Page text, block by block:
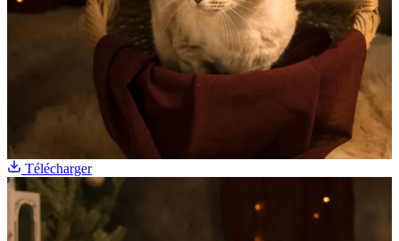
Télécharger